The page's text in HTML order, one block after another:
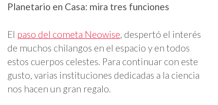
Planetario en Casa: mira tres funciones
El paso del cometa Neowise, despertó el interés
de muchos chilangos en el espacio y en todos
estos cuerpos celestes. Para continuar con este
gusto, varias instituciones dedicadas a la ciencia
nos hacen un gran regalo.